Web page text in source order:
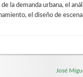
la demanda urbana, el
el diseño de
José